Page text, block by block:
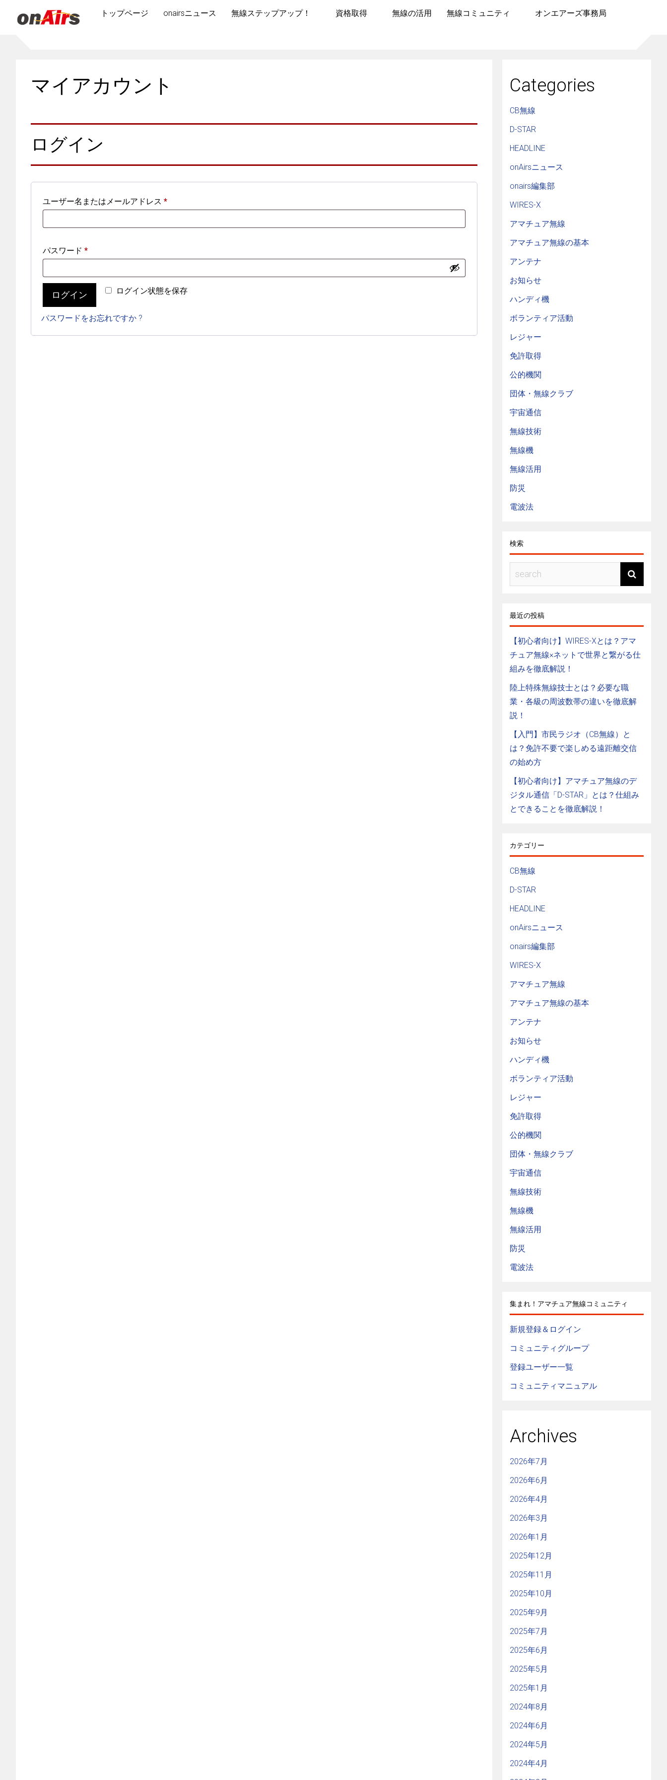
トップページ onairsニュース 無線ステップアップ！ 資格取得 無線の活用 無線コミュニティ オンエアーズ事務局
マイアカウント
ログイン
ユーザー名またはメールアドレス *必
パスワード *必
t
ログイン状態を保存
ログイン
パスワードをお忘れですか ?
Categories
CB無線
D-STAR
HEADLINE
onAirsニュース
onairs編集部
WIRES-X
アマチュア無線
アマチュア無線の基本
アンテナ
お知らせ
ハンディ機
ボランティア活動
レジャー
免許取得
公的機関
団体・無線クラブ
宇宙通信
無線技術
無線機
無線活用
防災
電波法
検索
最近の投稿
【初心者向け】WIRES-Xとは？アマ
チュア無線×ネットで世界と繋がる仕
組みを徹底解説！
陸上特殊無線技士とは？必要な職
業・各級の周波数帯の違いを徹底解
説！
【入門】市民ラジオ（CB無線）と
は？免許不要で楽しめる遠距離交信
の始め方
【初心者向け】アマチュア無線のデ
ジタル通信「D-STAR」とは？仕組み
とできることを徹底解説！
カテゴリー
CB無線
D-STAR
HEADLINE
onAirsニュース
onairs編集部
WIRES-X
アマチュア無線
アマチュア無線の基本
アンテナ
お知らせ
ハンディ機
ボランティア活動
レジャー
免許取得
公的機関
団体・無線クラブ
宇宙通信
無線技術
無線機
無線活用
防災
電波法
集まれ！アマチュア無線コミュニティ
新規登録＆ログイン
コミュニティグループ
登録ユーザー一覧
コミュニティマニュアル
Archives
2026年7月
2026年6月
2026年4月
2026年3月
2026年1月
2025年12月
2025年11月
2025年10月
2025年9月
2025年7月
2025年6月
2025年5月
2025年1月
2024年8月
2024年6月
2024年5月
2024年4月